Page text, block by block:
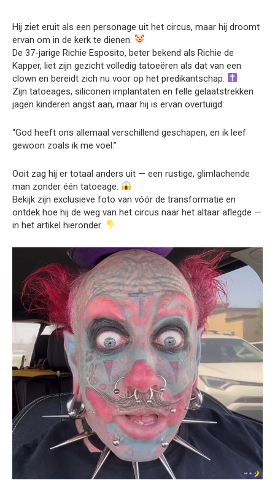
Hij ziet eruit als een personage uit het circus, maar hij droomt
ervan om in de kerk te dienen.
De 37-jarige Richie Esposito, beter bekend als Richie de
Kapper, liet zijn gezicht volledig tatoeëren als dat van een
clown en bereidt zich nu voor op het predikantschap.
Zijn tatoeages, siliconen implantaten en felle gelaatstrekken
jagen kinderen angst aan, maar hij is ervan overtuigd:
“God heeft ons allemaal verschillend geschapen, en ik leef
gewoon zoals ik me voel.”
Ooit zag hij er totaal anders uit — een rustige, glimlachende
man zonder één tatoeage.
Bekijk zijn exclusieve foto van vóór de transformatie en
ontdek hoe hij de weg van het circus naar het altaar aflegde —
in het artikel hieronder.